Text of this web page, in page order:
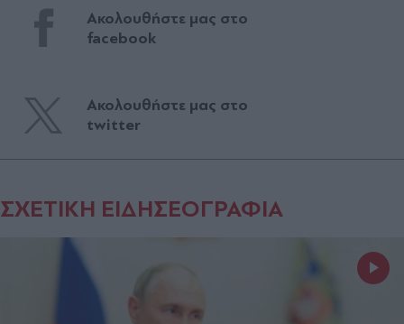
Ακολουθήστε μας στο
facebook
Ακολουθήστε μας στο
twitter
ΣΧΕΤΙΚΗ ΕΙΔΗΣΕΟΓΡΑΦΙΑ